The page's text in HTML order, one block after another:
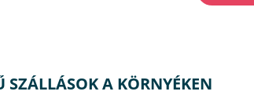
SZÁLLÁSOK A KÖRNYÉKEN